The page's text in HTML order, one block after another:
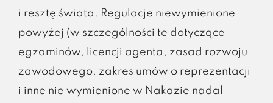
i resztę świata. Regulacje niewymienione
powyżej (w szczególności te dotyczące
egzaminów, licencji agenta, zasad rozwoju
zawodowego, zakres umów o reprezentacji
i inne nie wymienione w Nakazie nadal